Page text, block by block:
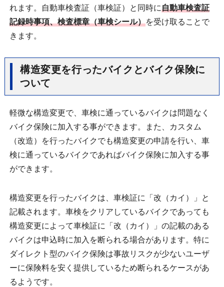
れます。自動車検査証（車検証）と同時に自動車検査証
記録時事項、検査標章（車検シール）を受け取ることで
きます。
構造変更を行ったバイクとバイク保険に
ついて
軽微な構造変更で、車検に通っているバイクは問題なく
バイク保険に加入する事ができます。また、カスタム
（改造）を行ったバイクでも構造変更の申請を行い、車
検に通っているバイクであればバイク保険に加入する事
ができます。
構造変更を行ったバイクは、車検証に「改（カイ）」と
記載されます。車検をクリアしているバイクであっても
構造変更によって車検証に「改（カイ）」の記載のある
バイクは申込時に加入を断られる場合があります。特に
ダイレクト型のバイク保険は事故リスクが少ないユーザ
ーに保険料を安く提供しているため断られるケースがあ
るようです。